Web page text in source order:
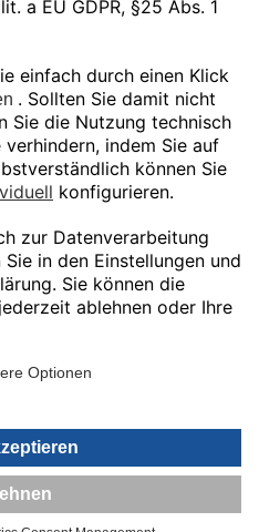
für
und Öffentliche
MwSt.
0